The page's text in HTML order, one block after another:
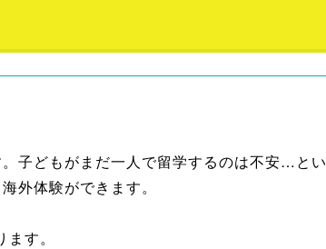
子どもがまだ一人で留学するのは不安…とい
外体験ができます。
す。